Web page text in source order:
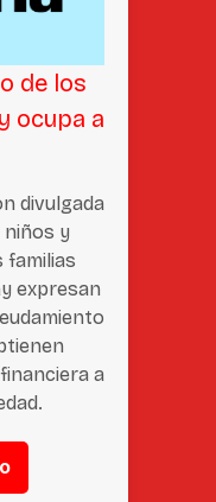
de los
ocupa a
divulgada
y
familias
expresan
a